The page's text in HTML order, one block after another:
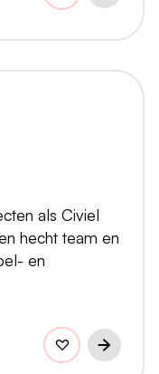
als Civiel
hecht team en
en